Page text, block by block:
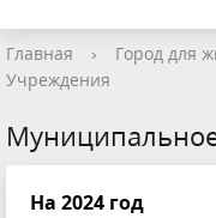
Главная › Город для
Учреждения
На 2024 год